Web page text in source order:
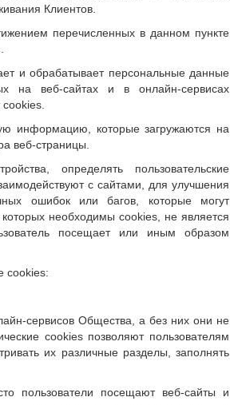
Клиентов.
перечисленных в данном пункте
и обрабатывает персональные данные
на веб-сайтах и в онлайн-сервисах
информацию, которые загружаются на
веб-страницы.
определять пользовательские
с сайтами, для улучшения
ошибок или багов, которые могут
необходимы cookies, не является
посещает или иным образом
cookies:
сервисов Общества, а без них они не
cookies позволяют пользователям
их различные разделы, заполнять
пользователи посещают веб-сайты и